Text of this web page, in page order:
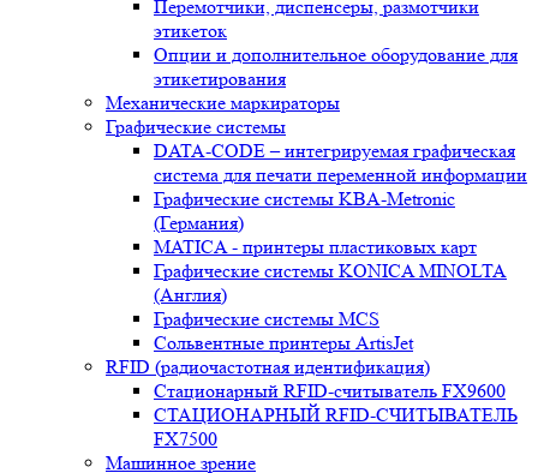
Перемотчики, диспенсеры, размотчики
этикеток
Опции и дополнительное оборудование для
этикетирования
Механические маркираторы
Графические системы
DATA-CODE – интегрируемая графическая
система для печати переменной информации
Графические системы KBA-Metronic
(Германия)
MATICA - принтеры пластиковых карт
Графические системы KONICA MINOLTA
(Англия)
Графические системы MCS
Сольвентные принтеры ArtisJet
RFID (радиочастотная идентификация)
Стационарный RFID-считыватель FX9600
СТАЦИОНАРНЫЙ RFID-СЧИТЫВАТЕЛЬ
FX7500
Машинное зрение